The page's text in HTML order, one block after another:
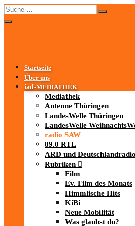
Startseite
Über uns
iad-MEDIATHEK
Mediathek
Antenne Thüringen
LandesWelle Thüringen
LandesWelle
radio SAW
89.0 RTL
ARD und Deutschlandradio
Rubriken
Film
Ev. Film des Monats
Himmlische Hits
KiBi
Neue Mobilität
Was glaubst du?